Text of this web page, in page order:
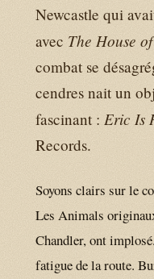
Newcastle qui
avec The House
combat se
cendres nait un
fascinant : Eric Is
Records.
Soyons clairs sur le
Les Animals
Chandler, ont
fatigue de la route.